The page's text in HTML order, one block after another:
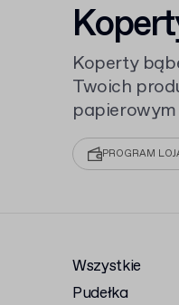
Koperty
Twoich
trakcie
z nadrukiem
u zaufanego
PROGRAM
Wszystkie
Pudełka